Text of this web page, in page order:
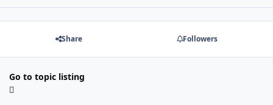
Share Followers
Go to topic listing